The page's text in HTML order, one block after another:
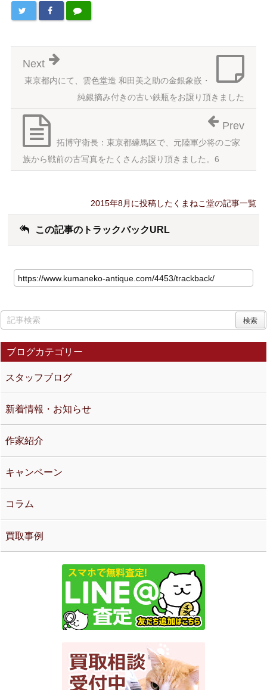
東京都内にて、雲色堂造 和田美之助の金銀象嵌・
純銀摘み付きの古い鉄瓶をお譲り頂きました
Next
拓博守衛長：東京都練馬区で、元陸軍少将のご家
族から戦前の古写真をたくさんお譲り頂きました。6
Prev
2015年8月に投稿したくまねこ堂の記事一覧
この記事のトラックバックURL
ブログカテゴリー
スタッフブログ
新着情報・お知らせ
作家紹介
キャンペーン
コラム
買取事例